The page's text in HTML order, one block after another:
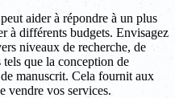
aider à répondre à un plus
à différents budgets. Envisagez
niveaux de recherche, de
que la conception de
manuscrit. Cela fournit aux
vendre vos services.